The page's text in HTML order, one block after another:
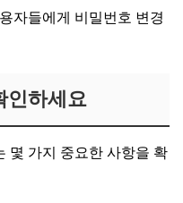
자들에게 비밀번호 변경
인하세요
몇 가지 중요한 사항을 확